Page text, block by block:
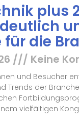
plus
die
Keine
und Besucher
Trends der
vielfältigen